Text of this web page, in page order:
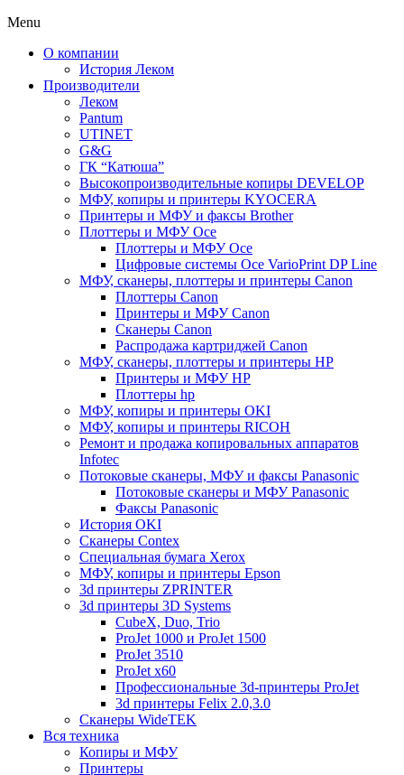
Menu
О компании
История Леком
Производители
Леком
Pantum
UTINET
G&G
ГК “Катюша”
Высокопроизводительные копиры DEVELOP
МФУ, копиры и принтеры KYOCERA
Принтеры и МФУ и факсы Brother
Плоттеры и МФУ Oce
Плоттеры и МФУ Oce
Цифровые системы Oce VarioPrint DP Line
МФУ, сканеры, плоттеры и принтеры Canon
Плоттеры Canon
Принтеры и МФУ Canon
Сканеры Canon
Распродажа картриджей Canon
МФУ, сканеры, плоттеры и принтеры HP
Принтеры и МФУ HP
Плоттеры hp
МФУ, копиры и принтеры OKI
МФУ, копиры и принтеры RICOH
Ремонт и продажа копировальных аппаратов
Infotec
Потоковые сканеры, МФУ и факсы Panasonic
Потоковые сканеры и МФУ Panasonic
Факсы Panasonic
История OKI
Сканеры Contex
Специальная бумага Xerox
МФУ, копиры и принтеры Epson
3d принтеры ZPRINTER
3d принтеры 3D Systems
CubeX, Duo, Trio
ProJet 1000 и ProJet 1500
ProJet 3510
ProJet x60
Профессиональные 3d-принтеры ProJet
3d принтеры Felix 2.0,3.0
Сканеры WideTEK
Вся техника
Копиры и МФУ
Принтеры